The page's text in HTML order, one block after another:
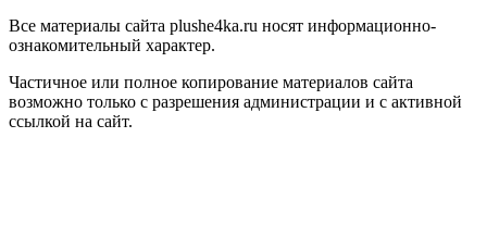
Все материалы сайта plushe4ka.ru носят информационно-
ознакомительный характер.
Частичное или полное копирование материалов сайта
возможно только с разрешения администрации и с активной
ссылкой на сайт.